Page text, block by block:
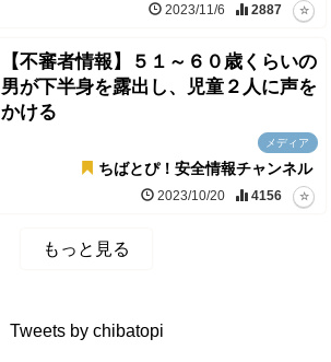
2023/11/6 2887
【不審者情報】５１～６０歳くらいの
男が下半身を露出し、児童２人に声を
かける
メディア
ちばとぴ！安全情報チャンネル
2023/10/20 4156
もっと見る
Tweets by chibatopi